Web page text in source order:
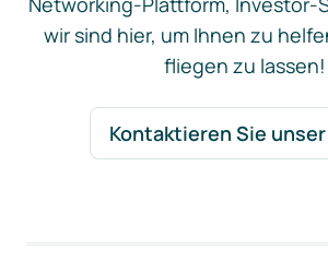
wir sind hier, um Ihnen zu
fliegen zu lassen!
Kontaktieren Sie unser